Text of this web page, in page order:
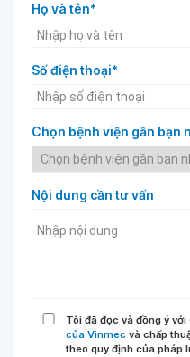
Họ và tên*
Số điện thoại*
Chọn bệnh viện gần bạn
Nội dung cần tư vấn
Tôi đã đọc và đồng ý với
của Vinmec và chấp
theo quy định của pháp